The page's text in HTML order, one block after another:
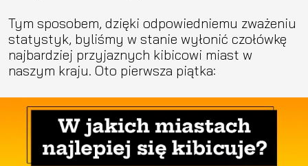
Tym sposobem, dzięki odpowiedniemu zważeniu
statystyk, byliśmy w stanie wyłonić czołówkę
najbardziej przyjaznych kibicowi miast w
naszym kraju. Oto pierwsza piątka: